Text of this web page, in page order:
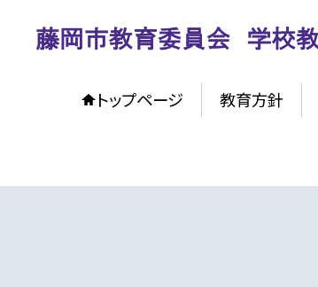
トップページ 教育方針